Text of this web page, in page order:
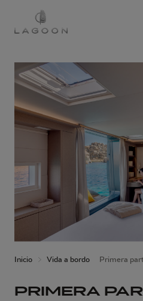
Inicio Vida a bordo Primera
PRIMERA